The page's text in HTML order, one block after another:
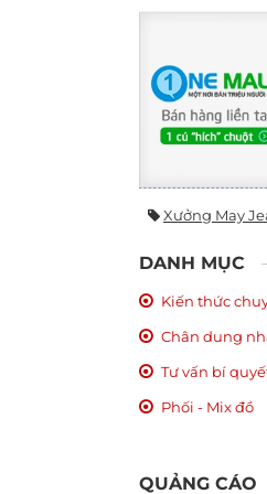
Xưởng May
DANH MỤC
Kiến thức
Chân dung
Tư vấn bí
Phối - Mix đồ
QUẢNG CÁO